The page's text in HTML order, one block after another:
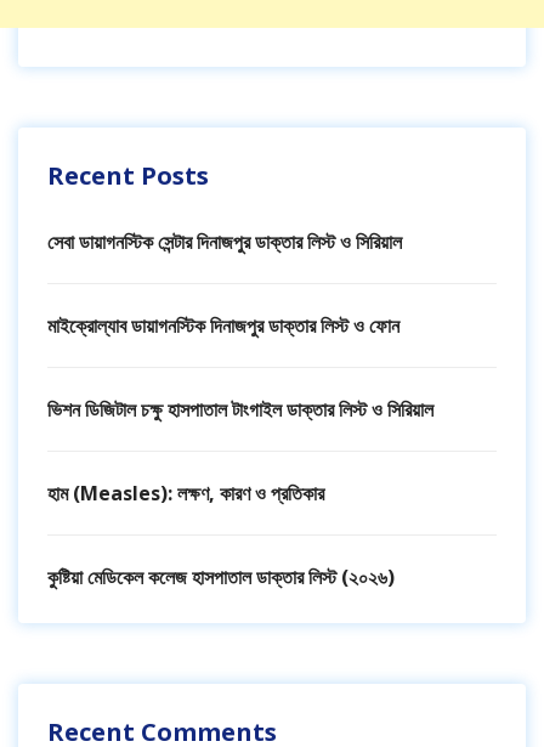
Recent Posts
সেবা ডায়াগনস্টিক সেন্টার দিনাজপুর ডাক্তার লিস্ট ও সিরিয়াল
মাইক্রোল্যাব ডায়াগনস্টিক দিনাজপুর ডাক্তার লিস্ট ও ফোন
ভিশন ডিজিটাল চক্ষু হাসপাতাল টাংগাইল ডাক্তার লিস্ট ও সিরিয়াল
হাম (Measles): লক্ষণ, কারণ ও প্রতিকার
কুষ্টিয়া মেডিকেল কলেজ হাসপাতাল ডাক্তার লিস্ট (২০২৬)
Recent Comments